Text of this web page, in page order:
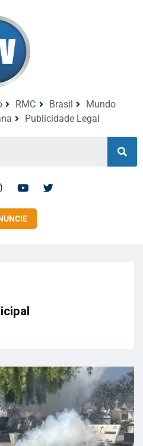
RMC Brasil
Mundo
Publicidade Legal